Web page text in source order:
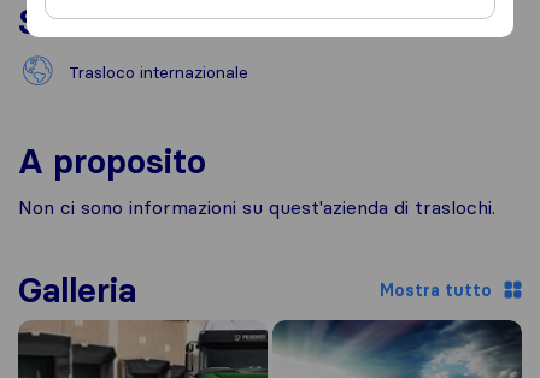
Servizi
Trasloco internazionale
A proposito
Non ci sono informazioni su quest'azienda di traslochi.
Galleria Mostra tutto